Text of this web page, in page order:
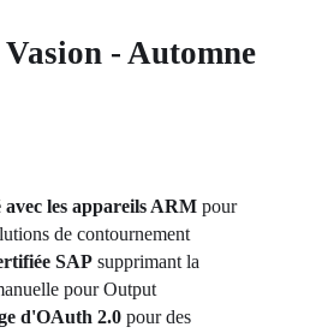
- Automne
les appareils ARM pour
de contournement
SAP supprimant la
pour Output
d'OAuth 2.0 pour des